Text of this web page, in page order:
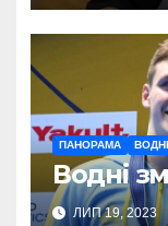
ПАНОРАМА
Водні
ЛИП 19, 2023